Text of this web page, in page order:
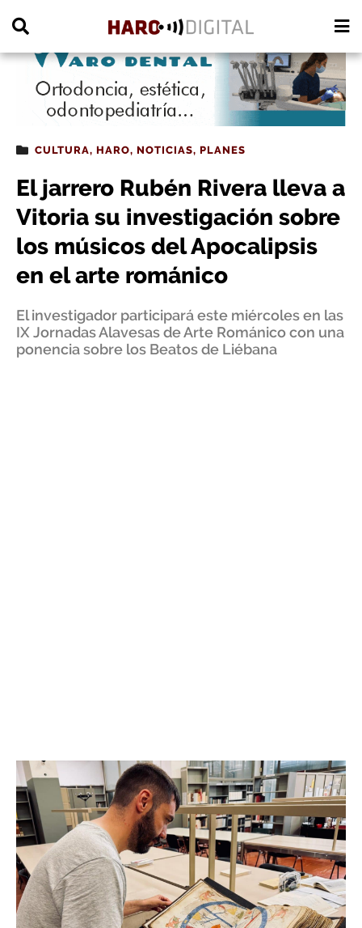
CULTURA, HARO, NOTICIAS, PLANES
El jarrero Rubén Rivera lleva a
Vitoria su investigación sobre
los músicos del Apocalipsis
en el arte románico
El investigador participará este miércoles en las
IX Jornadas Alavesas de Arte Románico con una
ponencia sobre los Beatos de Liébana